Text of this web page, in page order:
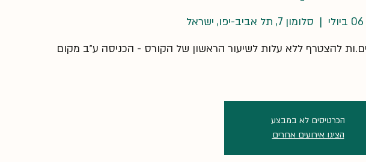
  |
סלומון 7, תל אביב-יפו, ישראל
להצטרף ללא עלות לשיעור הראשון של הקורס - הכניסה ע״ב מקום
הכרטיסים לא במבצע
הציגו אירועים אחרים